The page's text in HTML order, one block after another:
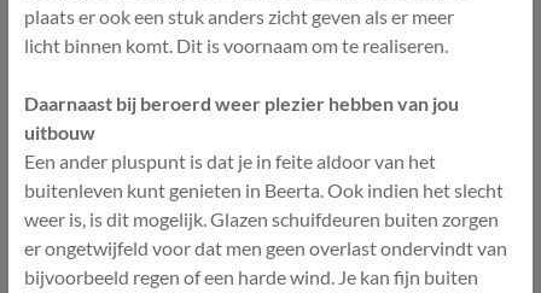
plaats er ook een stuk anders zicht geven als er meer
licht binnen komt. Dit is voornaam om te realiseren.
Daarnaast bij beroerd weer plezier hebben van jou
uitbouw
Een ander pluspunt is dat je in feite aldoor van het
buitenleven kunt genieten in Beerta. Ook indien het slecht
weer is, is dit mogelijk. Glazen schuifdeuren buiten zorgen
er ongetwijfeld voor dat men geen overlast ondervindt van
bijvoorbeeld regen of een harde wind. Je kan fijn buiten